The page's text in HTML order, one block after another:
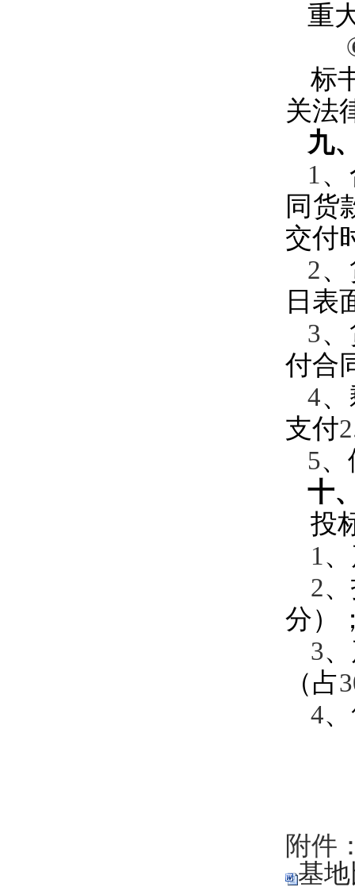
重
标
关法
九
1
同货
交付
2、
日表
3
付合
4
支付
5
十
投
1
2
分）
3
（占3
4
附件
基